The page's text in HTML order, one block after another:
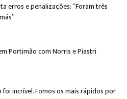
erros e penalizações: “Foram três
Portimão com Norris e Piastri
foi incrível. Fomos os mais rápidos por